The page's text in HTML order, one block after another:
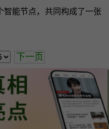
智能节点，共同构成了一张
下一页